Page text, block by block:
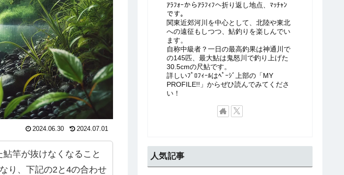
2024.06.30 2024.07.01
竿が抜けなくなること
り、下記の2と4の合わせ
ｱﾗﾌｫｰからｱﾗﾌｨﾌへ折り返し地点、ﾏｯﾁｬﾝ
です。
関東近郊河川を中心として、北陸や東北
への遠征もしつつ、鮎釣りを楽しんでい
ます。
自称中級者？一日の最高釣果は神通川で
の145匹、最大鮎は鬼怒川で釣り上げた
30.5cmの尺鮎です。
詳しいﾌﾟﾛﾌｨｰﾙはﾍﾟｰｼﾞ上部の「MY
PROFILE!!」からぜひ読んでみてくださ
い！
人気記事